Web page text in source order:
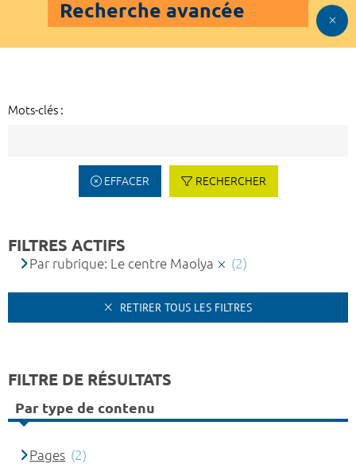
Recherche avancée
Mots-clés :
EFFACER RECHERCHER
FILTRES ACTIFS
Par rubrique: Le centre Maolya (2)
RETIRER TOUS LES FILTRES
FILTRE DE RÉSULTATS
Par type de contenu
Pages (2)